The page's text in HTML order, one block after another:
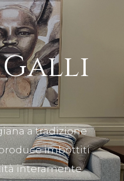
Galli
a tradizione
imbottiti
interamente